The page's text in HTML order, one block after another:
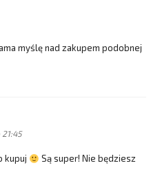
myślę nad zakupem podobnej
kupuj
Są super! Nie będziesz